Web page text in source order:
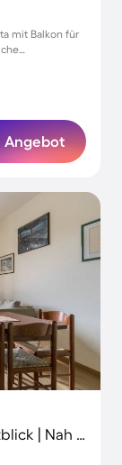
mit Balkon für
Angebot
Ferienwohnung mit Terrasse | Stadtblick | Nah am Strand | Haustierfreundlich